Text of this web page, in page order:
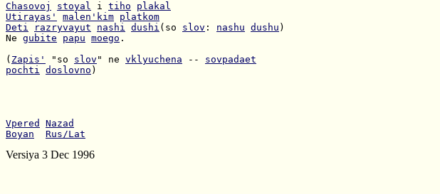
Chasovoj
stoyal i tiho
plakal
Utirayas'
malen'kim platkom
Deti
razryvayut nashi dushi (so slov : nashu dushu
Ne gubite papu moego .
( Zapis' "so slov " ne vklyuchena -- sovpadaet
pochti doslovno )
Vpered
Nazad
Boyan
Rus/Lat
Versiya 3 Dec 1996